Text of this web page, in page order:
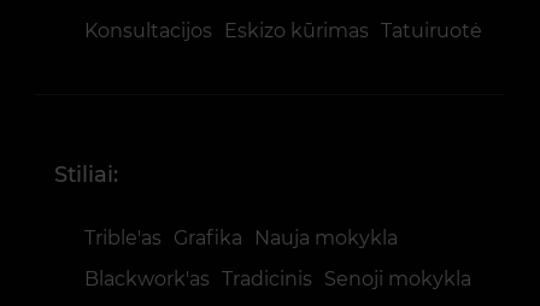
Konsultacijos Eskizo kūrimas Tatuiruotė
Stiliai:
Trible'as Grafika
Nauja mokykla
Blackwork'as Tradicinis
Senoji mokykla